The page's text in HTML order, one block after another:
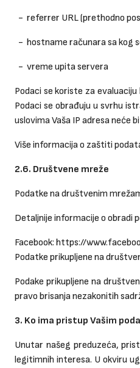
- referrer URL (prethodno
- hostname računara sa kog
- vreme upita servera
Podaci se koriste za
Podaci se obrađuju u svrhu
uslovima Vaša IP adresa neće
Više informacija o zaštiti
2.6. Društvene mreže
Podatke na društvenim
Detaljnije informacije o obradi
Facebook: https://
Podatke prikupljene na
Podake prikupljene na
pravo brisanja nezakonitih
3. Ko ima pristup Vašim
Unutar našeg preduzeća,
legitimnih interesa. U okviru